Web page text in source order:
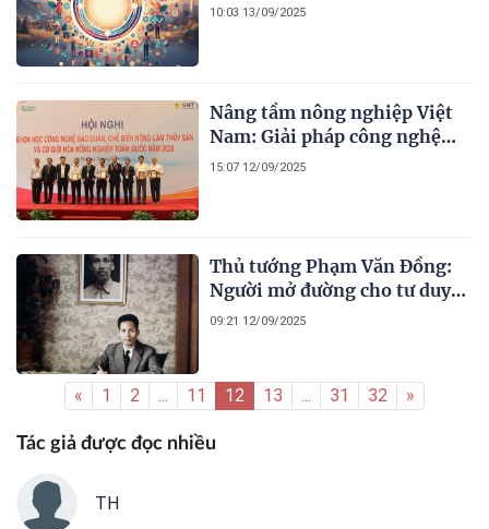
phát triển bền vững!
10:03 13/09/2025
Nâng tầm nông nghiệp Việt
Nam: Giải pháp công nghệ
đột phá và liên kết "bốn nhà"
15:07 12/09/2025
Thủ tướng Phạm Văn Đồng:
Người mở đường cho tư duy
đổi mới
09:21 12/09/2025
« 1 2 ... 11 12 13 ... 31 32 »
Tác giả được đọc nhiều
TH